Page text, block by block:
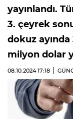
yayınlandı.
3. çeyrek
dokuz
milyon dolar
08.10.202417:18